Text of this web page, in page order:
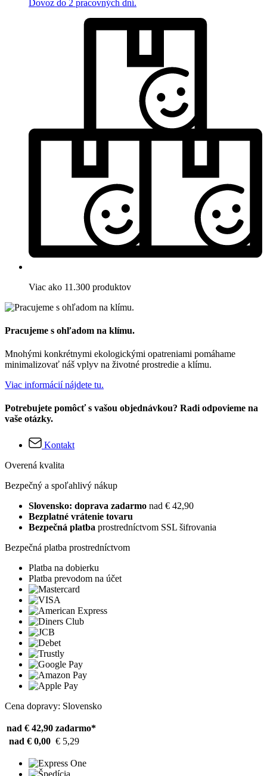
Dovoz do 2 pracovných dní.
Viac ako 11.300 produktov
Pracujeme s ohľadom na klímu.
Mnohými konkrétnymi ekologickými opatreniami pomáhame
minimalizovať náš vplyv na životné prostredie a klímu.
Viac informácií nájdete tu.
Potrebujete pomôcť s vašou objednávkou? Radi odpovieme na
vaše otázky.
Kontakt
Overená kvalita
Bezpečný a spoľahlivý nákup
Slovensko: doprava zadarmo nad € 42,90
Bezplatné vrátenie tovaru
Bezpečná platba prostredníctvom SSL šifrovania
Bezpečná platba prostredníctvom
Platba na dobierku
Platba prevodom na účet
Cena dopravy: Slovensko
nad € 42,90 zadarmo*
nad € 0,00 € 5,29